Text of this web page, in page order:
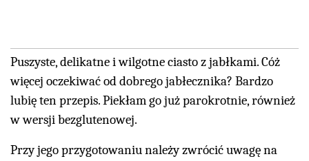
Puszyste, delikatne i wilgotne ciasto z jabłkami. Cóż
więcej oczekiwać od dobrego jabłecznika? Bardzo
lubię ten przepis. Piekłam go już parokrotnie, również
w wersji bezglutenowej.
Przy jego przygotowaniu należy zwrócić uwagę na